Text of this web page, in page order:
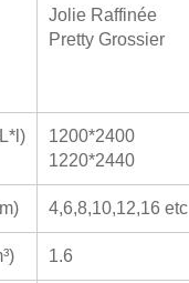
Jolie Raffinée
Pretty Grossier
1200*2400
1220*2440
4,6,8,10,12,16 etc
1.6